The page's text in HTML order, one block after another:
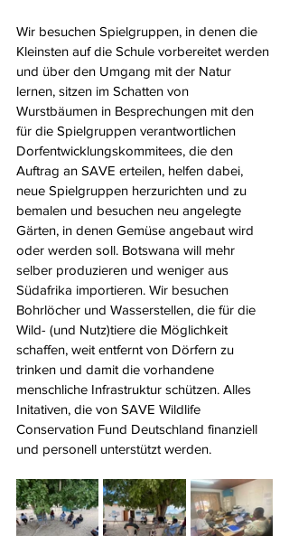
Wir besuchen Spielgruppen, in denen die
Kleinsten auf die Schule vorbereitet werden
und über den Umgang mit der Natur
lernen, sitzen im Schatten von
Wurstbäumen in Besprechungen mit den
für die Spielgruppen verantwortlichen
Dorfentwicklungskommitees, die den
Auftrag an SAVE erteilen, helfen dabei,
neue Spielgruppen herzurichten und zu
bemalen und besuchen neu angelegte
Gärten, in denen Gemüse angebaut wird
oder werden soll. Botswana will mehr
selber produzieren und weniger aus
Südafrika importieren. Wir besuchen
Bohrlöcher und Wasserstellen, die für die
Wild- (und Nutz)tiere die Möglichkeit
schaffen, weit entfernt von Dörfern zu
trinken und damit die vorhandene
menschliche Infrastruktur schützen. Alles
Initativen, die von SAVE Wildlife
Conservation Fund Deutschland finanziell
und personell unterstützt werden.